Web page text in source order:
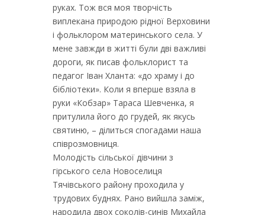
руках. Тож вся моя творчість
виплекана природою рідної Верховини
і фольклором материнського села. У
мене завжди в житті були дві важливі
дороги, як писав фольклорист та
педагог Іван Хланта: «до храму і до
бібліотеки». Коли я вперше взяла в
руки «Кобзар» Тараса Шевченка, я
притулила його до грудей, як якусь
святиню, – ділиться спогадами наша
співрозмовниця.
Молодість сільської дівчини з
гірського села Новоселиця
Тячівського району проходила у
трудових буднях. Рано вийшла заміж,
народила двох соколів-синів Михайла